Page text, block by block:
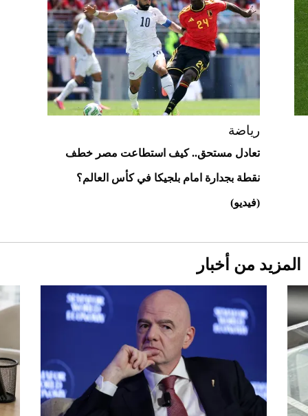
أغلى 10 عطور في العالم للرجال تمنحك فخامة
Aston Martin Valiant: على هوى الأبطال
"بوجاتي ميسترال" الاستثنائية للبيع في
مزاد مونتيري
2026-07-23
رياضة
تعادل مستحق.. كيف استطاعت مصر خطف
نقطة بجدارة امام بلجيكا في كأس العالم؟
(فيديو)
المزيد من أخبار